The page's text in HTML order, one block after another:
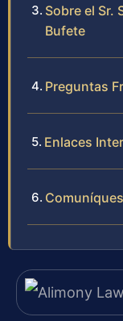
Sobre el Sr.
Bufete
Preguntas
Enlaces